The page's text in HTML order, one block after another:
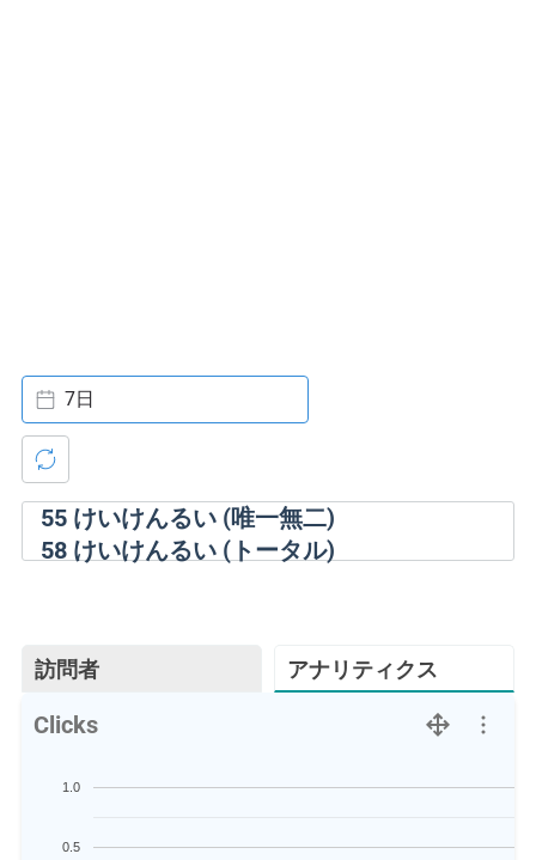
55けいけんるい (唯一無二)
58けいけんるい (トータル)
7日
訪問者 アナリティクス
Clicks
0.5
1.0